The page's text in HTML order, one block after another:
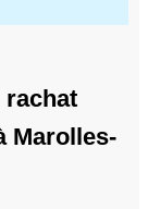
rachat
Marolles-